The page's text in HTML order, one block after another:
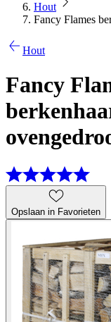
Hout
Fancy Flames
Hout
Fancy
Opslaan in Favorieten